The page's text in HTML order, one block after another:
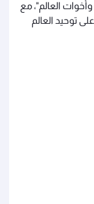
وأخوات العالم"، مع
توحيد العالم